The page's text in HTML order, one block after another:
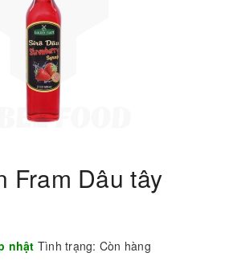
Fram Dâu tây
nhật Tình trạng: Còn hàng